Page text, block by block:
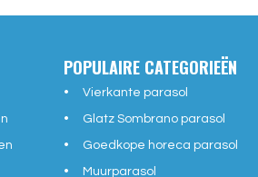
POPULAIRE CATEGORIEËN
Vierkante parasol
Glatz Sombrano parasol
Goedkope horeca parasol
Muurparasol